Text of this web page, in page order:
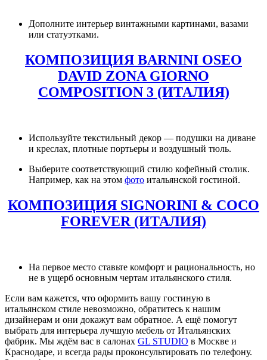
Дополните интерьер винтажными картинами, вазами
или статуэтками.
КОМПОЗИЦИЯ BARNINI OSEO
DAVID ZONA GIORNO
COMPOSITION 3 (ИТАЛИЯ)
Используйте текстильный декор — подушки на диване
и креслах, плотные портьеры и воздушный тюль.
Выберите соответствующий стилю кофейный столик.
Например, как на этом фото итальянской гостиной.
КОМПОЗИЦИЯ SIGNORINI & COCO
FOREVER (ИТАЛИЯ)
На первое место ставьте комфорт и рациональность, но
не в ущерб основным чертам итальянского стиля.
Если вам кажется, что оформить вашу гостиную в
итальянском стиле невозможно, обратитесь к нашим
дизайнерам и они докажут вам обратное. А ещё помогут
выбрать для интерьера лучшую мебель от Итальянских
фабрик. Мы ждём вас в салонах GL STUDIO в Москве и
Краснодаре, и всегда рады проконсультировать по телефону.